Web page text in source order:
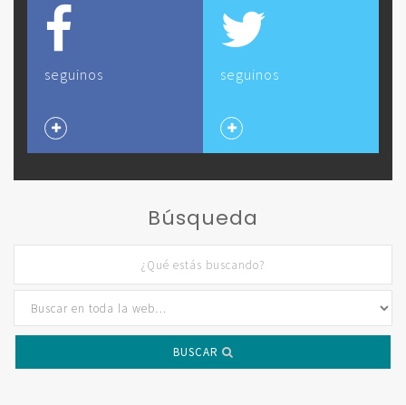
seguinos seguinos
Búsqueda
BUSCAR